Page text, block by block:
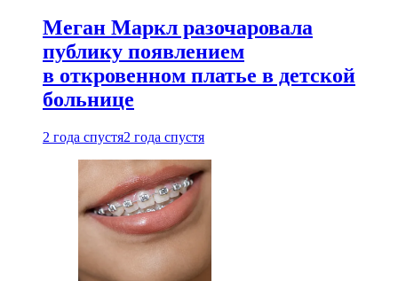
Меган Маркл разочаровала
публику появлением
в откровенном платье в детской
больнице
2 года спустя2 года спустя